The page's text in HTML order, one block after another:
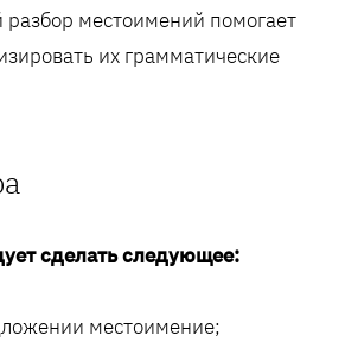
местоимений помогает
их грамматические
сделать следующее:
местоимение;